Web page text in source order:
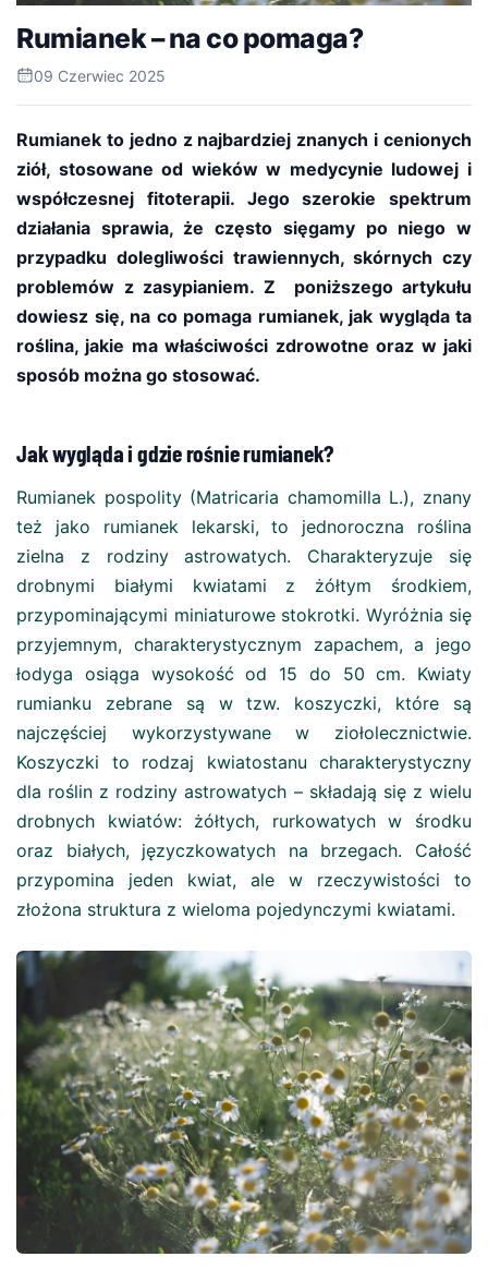
Rumianek – na co pomaga?
09 Czerwiec 2025
Rumianek to jedno z najbardziej znanych i cenionych
ziół, stosowane od wieków w medycynie ludowej i
współczesnej fitoterapii. Jego szerokie spektrum
działania sprawia, że często sięgamy po niego w
przypadku dolegliwości trawiennych, skórnych czy
problemów z zasypianiem. Z poniższego artykułu
dowiesz się, na co pomaga rumianek, jak wygląda ta
roślina, jakie ma właściwości zdrowotne oraz w jaki
sposób można go stosować.
Jak wygląda i gdzie rośnie rumianek?
Rumianek pospolity (Matricaria chamomilla L.), znany
też jako rumianek lekarski, to jednoroczna roślina
zielna z rodziny astrowatych. Charakteryzuje się
drobnymi białymi kwiatami z żółtym środkiem,
przypominającymi miniaturowe stokrotki. Wyróżnia się
przyjemnym, charakterystycznym zapachem, a jego
łodyga osiąga wysokość od 15 do 50 cm. Kwiaty
rumianku zebrane są w tzw. koszyczki, które są
najczęściej wykorzystywane w ziołolecznictwie.
Koszyczki to rodzaj kwiatostanu charakterystyczny
dla roślin z rodziny astrowatych – składają się z wielu
drobnych kwiatów: żółtych, rurkowatych w środku
oraz białych, języczkowatych na brzegach. Całość
przypomina jeden kwiat, ale w rzeczywistości to
złożona struktura z wieloma pojedynczymi kwiatami.